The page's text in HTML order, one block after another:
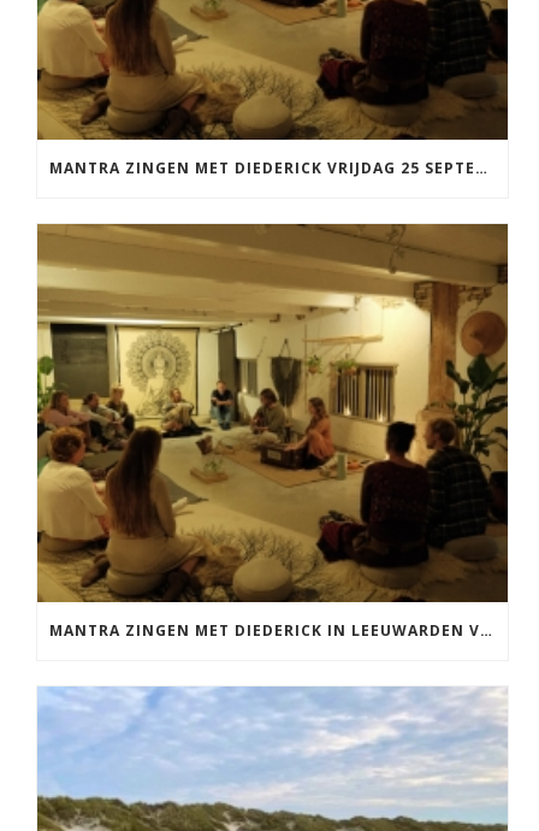
MANTRA ZINGEN MET DIEDERICK VRIJDAG 25 SEPTEMBER EN 20 NOVEMBER
MANTRA ZINGEN MET DIEDERICK IN LEEUWARDEN VRIJDAG 12 JUNI KIRTAN